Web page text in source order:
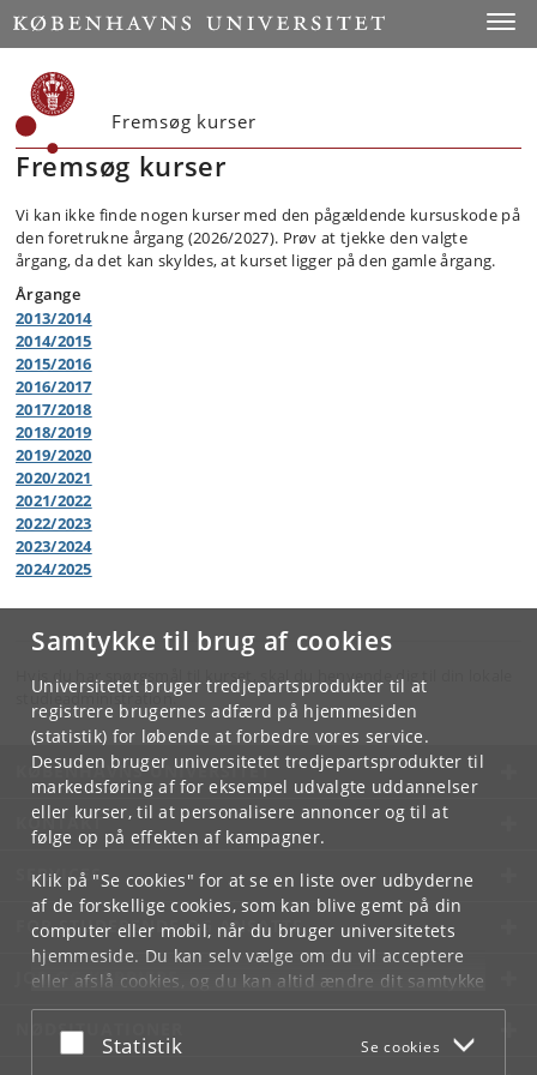
Samtykke til brug af cookies
Universitetet bruger tredjepartsprodukter til at
registrere brugernes adfærd på hjemmesiden
(statistik) for løbende at forbedre vores service.
Desuden bruger universitetet tredjepartsprodukter til
markedsføring af for eksempel udvalgte uddannelser
eller kurser, til at personalisere annoncer og til at
følge op på effekten af kampagner.
Klik på "Se cookies" for at se en liste over udbyderne
af de forskellige cookies, som kan blive gemt på din
computer eller mobil, når du bruger universitetets
hjemmeside. Du kan selv vælge om du vil acceptere
eller afslå cookies, og du kan altid ændre dit samtykke
underCookie- og privatlivspolitiksom du finder i
bunden af hver side.
Acceptér eller afslå
Statistik Se cookies
Fremsøg kurser
Fremsøg kurser
Vi kan ikke finde nogen kurser med den pågældende kursuskode på
den foretrukne årgang (2026/2027). Prøv at tjekke den valgte
årgang, da det kan skyldes, at kurset ligger på den gamle årgang.
Årgange
2013/2014
2014/2015
2015/2016
2016/2017
2017/2018
2018/2019
2019/2020
2020/2021
2021/2022
2022/2023
2023/2024
2024/2025
Hvis du har spørgsmål til kurset, skal du henvende dig til din lokale
studieadministration.
KØBENHAVNS UNIVERSITET
KONTAKT
SERVICES
FOR STUDERENDE OG ANSATTE
JOB OG KARRIERE
NØDSITUATIONER